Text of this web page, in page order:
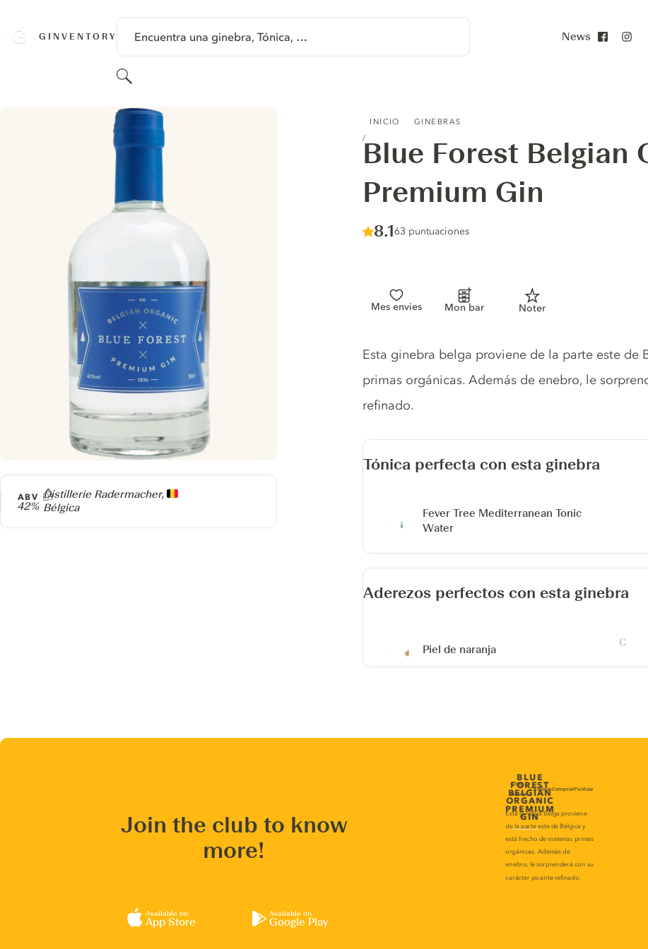
GINVENTORY Encuentra una ginebra, Tónica, …
Buscar
News
INICIO GINEBRAS
Blue Forest Belgian
Premium Gin
Score :
8.1/ 10
63 puntuaciones
Mes envies Mon bar Noter
Producer
Distillerie Radermacher,
Bélgica
ABV
42%
Gin description
Esta ginebra belga proviene de la parte este de
primas orgánicas. Además de enebro, le
refinado.
Tónica perfecta con esta ginebra
Fever Tree Mediterranean Tonic
Water
Aderezos perfectos con esta ginebra
Piel de naranja
Join the club to know
more!
Available on
App Store
Available on
Google Play